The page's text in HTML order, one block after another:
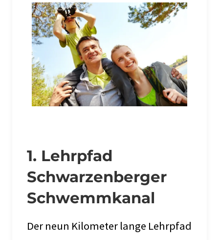
1. Lehrpfad
Schwarzenberger
Schwemmkanal
Der neun Kilometer lange Lehrpfad